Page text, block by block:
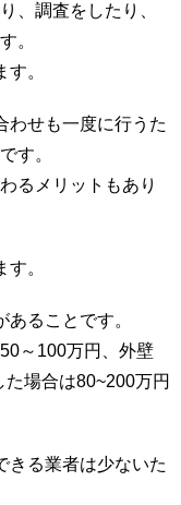
、調査をしたり、
。
。
わせも一度に行うた
す。
るメリットもあり
。
ることです。
～100万円、外壁
場合は80~200万円
きる業者は少ないた